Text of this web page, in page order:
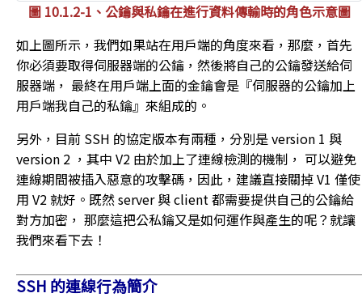
圖 10.1.2-1、公鑰與私鑰在進行資料傳輸時的角色示意圖
如上圖所示，我們如果站在用戶端的角度來看，那麼，首先
你必須要取得伺服器端的公鑰，然後將自己的公鑰發送給伺
服器端， 最終在用戶端上面的金鑰會是『伺服器的公鑰加上
用戶端我自己的私鑰』來組成的。
另外，目前 SSH 的協定版本有兩種，分別是 version 1 與
version 2 ，其中 V2 由於加上了連線檢測的機制， 可以避免
連線期間被插入惡意的攻擊碼，因此，建議直接關掉 V1 僅使
用 V2 就好。既然 server 與 client 都需要提供自己的公鑰給
對方加密， 那麼這把公私鑰又是如何運作與產生的呢？就讓
我們來看下去！
SSH 的連線行為簡介